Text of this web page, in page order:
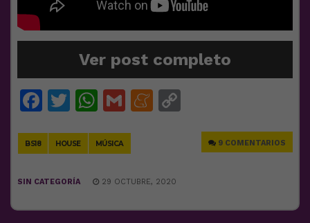
Ver post completo
Facebook
Twitter
WhatsApp
GmailMeneame
BS18 HOUSE MÚSICA 9 COMENTARIOS
SIN CATEGORÍA 29 OCTUBRE, 2020